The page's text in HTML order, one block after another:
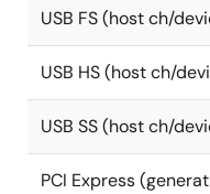
USB FS (host ch/
USB HS (host ch/
USB SS (host ch/
PCI Express